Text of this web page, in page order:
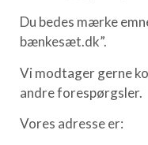
Du bedes mærke
bænkesæt.dk”.
Vi modtager gerne
andre forespørgsler.
Vores adresse er: